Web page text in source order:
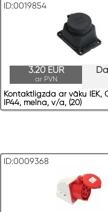
ID:0019854
3.20 EUR
ar PVN
Kontaktligzda ar vāku IEK,
IP44, melna, v/a, (20)
ID:0009368